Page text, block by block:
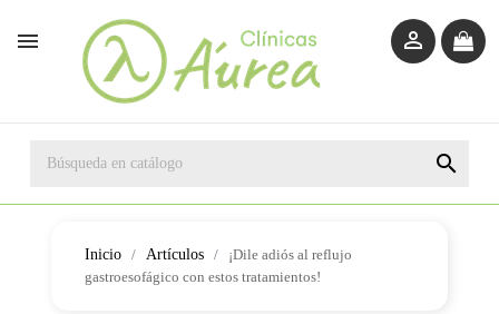
 

Inicio Artículos
¡Dile adiós al reflujo
gastroesofágico con estos tratamientos!